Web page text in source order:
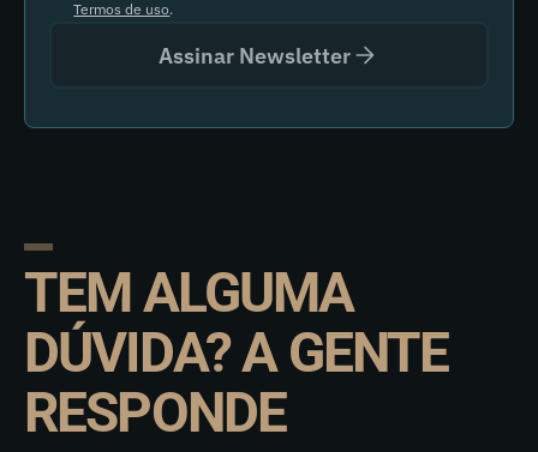
Termos de uso.
Assinar Newsletter
TEM ALGUMA
DÚVIDA? A GENTE
RESPONDE